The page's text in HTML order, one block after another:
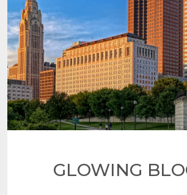
GLOWING